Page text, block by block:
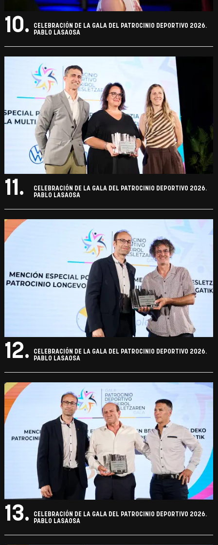
10.
CELEBRACIÓN DE LA GALA DEL PATROCINIO DEPORTIVO 2026.
PABLO LASAOSA
11.
CELEBRACIÓN DE LA GALA DEL PATROCINIO DEPORTIVO 2026.
PABLO LASAOSA
12.
CELEBRACIÓN DE LA GALA DEL PATROCINIO DEPORTIVO 2026.
PABLO LASAOSA
13.
CELEBRACIÓN DE LA GALA DEL PATROCINIO DEPORTIVO 2026.
PABLO LASAOSA